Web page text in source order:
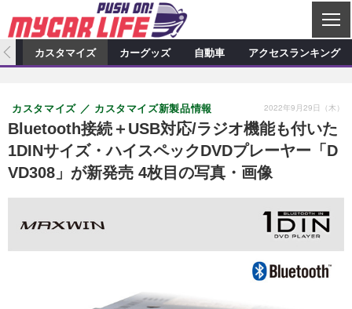
C
L
S
カーオーディオ
プロショップ検索 ショップ訪問記
カーオーディオニュース デモカー製作記
その他
カスタマイズ特集記事 カスタマイズ新製品情報
カスタマイズニュース
カーグッズ
カーグッズ特集記事 カーグッズ新製品情報
カーグッズニュース
自動車
カスタマイズ カーグッズ 自動車 アクセスランキング
Bluetooth接続＋USB対応/ラジオ機能も付いた
1DINサイズ・ハイスペックDVDプレーヤー「D
VD308」が新発売 4枚目の写真・画像
カスタマイズ カスタマイズ新製品情報 2022年9月29日（木）